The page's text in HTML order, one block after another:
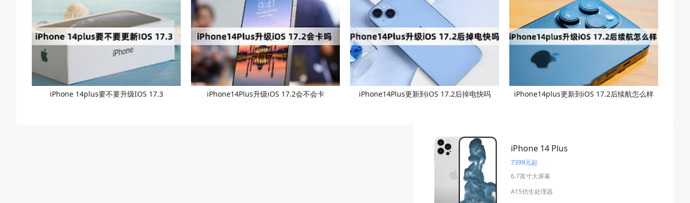
iPhone 14plus要不要升级IOS 17.3 iPhone14Plus升级iOS 17.2会不会卡 iPhone14Plus更新到iOS 17.2后掉电快吗 iPhone14plus更新到iOS 17.2后续航怎么样
iPhone 14 Plus
7399元起
6.7英寸大屏幕
A15仿生处理器